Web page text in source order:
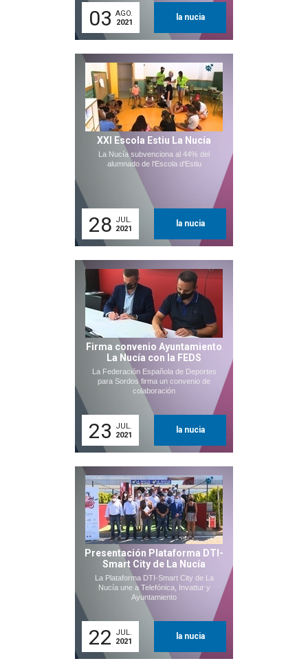
03 AGO.
2021
la nucia
XXI Escola Estiu La Nucía
La Nucía subvenciona al 44% del
alumnado de l'Escola d'Estiu
28 JUL.
2021
la nucia
Firma convenio Ayuntamiento
La Nucía con la FEDS
La Federación Española de Deportes
para Sordos firma un convenio de
colaboración
23
JUL.
2021
la nucia
Presentación Plataforma DTI-
Smart City de La Nucía
La Plataforma DTI-Smart City de La
Nucía une a Telefónica, Invattur y
Ayuntamiento
22
JUL.
2021
la nucia